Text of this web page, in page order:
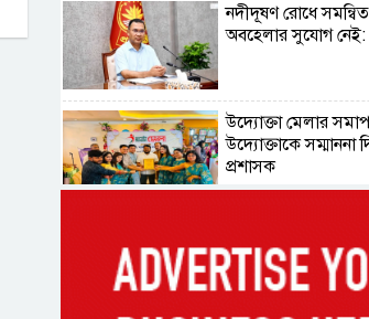
নদীদূষণ রোধে
অবহেলার সুযোগ নেই:
উদ্যোক্তা মেলার
উদ্যোক্তাকে সম্মাননা
প্রশাসক
পড়ে রেলকর্মীর মৃত্যু